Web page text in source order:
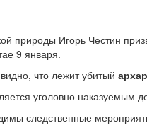
природы Игорь Честин
9 января.
что лежит убитый архар
уголовно наказуемым
следственные